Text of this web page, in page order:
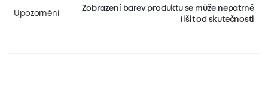
Upozornění
Zobrazení barev produktu se může nepatrně
lišit od skutečnosti